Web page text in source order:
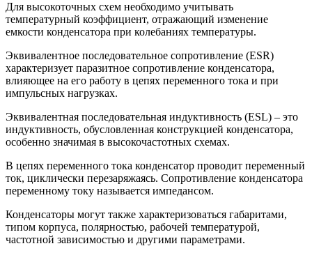
Для высокоточных схем необходимо учитывать
температурный коэффициент, отражающий изменение
емкости конденсатора при колебаниях температуры.
Эквивалентное последовательное сопротивление (ESR)
характеризует паразитное сопротивление конденсатора,
влияющее на его работу в цепях переменного тока и при
импульсных нагрузках.
Эквивалентная последовательная индуктивность (ESL) – это
индуктивность, обусловленная конструкцией конденсатора,
особенно значимая в высокочастотных схемах.
В цепях переменного тока конденсатор проводит переменный
ток, циклически перезаряжаясь. Сопротивление конденсатора
переменному току называется импедансом.
Конденсаторы могут также характеризоваться габаритами,
типом корпуса, полярностью, рабочей температурой,
частотной зависимостью и другими параметрами.